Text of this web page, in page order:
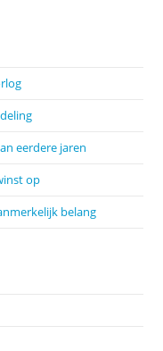
eerdere jaren
op
belang